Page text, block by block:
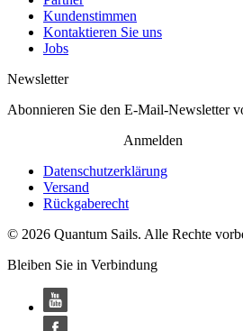
Kundenstimmen
Kontaktieren Sie uns
Jobs
Newsletter
Abonnieren Sie den E-Mail-Newsletter
Anmelden
Datenschutzerklärung
Versand
Rückgaberecht
© 2026 Quantum Sails. Alle Rechte
Bleiben Sie in Verbindung